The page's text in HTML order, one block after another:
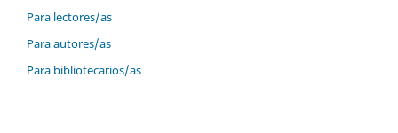
Para lectores/as
Para autores/as
Para bibliotecarios/as